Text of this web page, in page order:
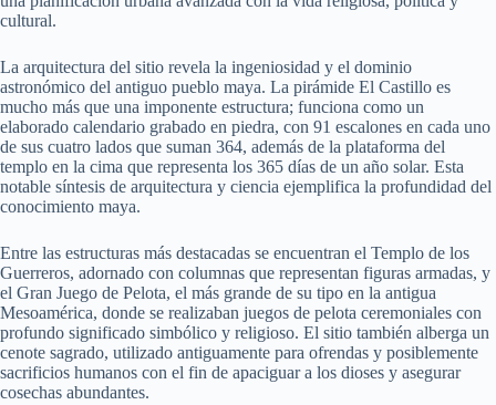
cultural.
La arquitectura del sitio revela la ingeniosidad y el dominio
astronómico del antiguo pueblo maya. La pirámide El Castillo es
mucho más que una imponente estructura; funciona como un
elaborado calendario grabado en piedra, con 91 escalones en cada uno
de sus cuatro lados que suman 364, además de la plataforma del
templo en la cima que representa los 365 días de un año solar. Esta
notable síntesis de arquitectura y ciencia ejemplifica la profundidad del
conocimiento maya.
Entre las estructuras más destacadas se encuentran el Templo de los
Guerreros, adornado con columnas que representan figuras armadas, y
el Gran Juego de Pelota, el más grande de su tipo en la antigua
Mesoamérica, donde se realizaban juegos de pelota ceremoniales con
profundo significado simbólico y religioso. El sitio también alberga un
cenote sagrado, utilizado antiguamente para ofrendas y posiblemente
sacrificios humanos con el fin de apaciguar a los dioses y asegurar
cosechas abundantes.